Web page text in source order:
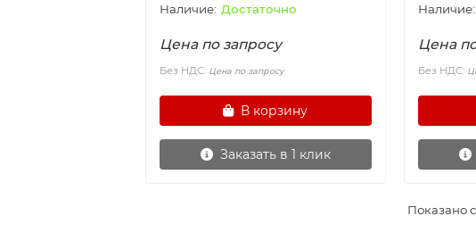
Достаточно
Цена по запросу
Без НДС: Цена по запросу
В корзину
Заказать в 1 клик
Цена
Без НДС:
Показано с